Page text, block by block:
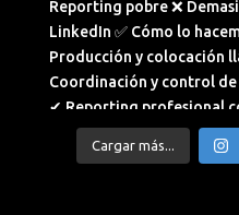
Cargar más...